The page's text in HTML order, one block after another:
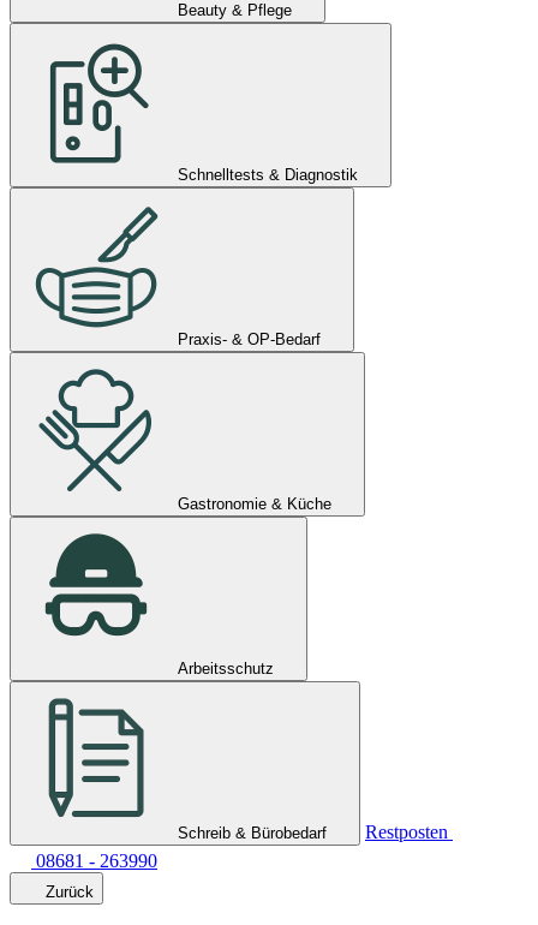
Beauty & Pflege
Schnelltests & Diagnostik
Praxis- & OP-Bedarf
Gastronomie & Küche
Arbeitsschutz
Schreib & Bürobedarf
Restposten
08681 - 263990
Zurück